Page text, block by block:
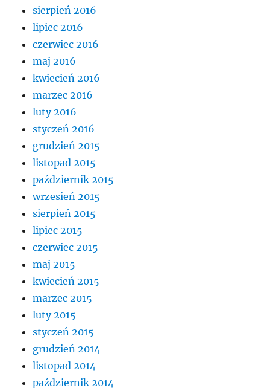
sierpień 2016
lipiec 2016
czerwiec 2016
maj 2016
kwiecień 2016
marzec 2016
luty 2016
styczeń 2016
grudzień 2015
listopad 2015
październik 2015
wrzesień 2015
sierpień 2015
lipiec 2015
czerwiec 2015
maj 2015
kwiecień 2015
marzec 2015
luty 2015
styczeń 2015
grudzień 2014
listopad 2014
październik 2014